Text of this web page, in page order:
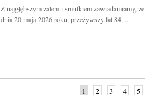
Z najgłębszym żalem i smutkiem zawiadamiamy, że
dnia 20 maja 2026 roku, przeżywszy lat 84,...
1 2 3 4 5